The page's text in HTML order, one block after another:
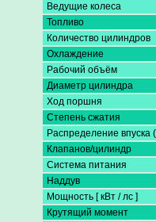
Ведущие колеса
Топливо
Количество цилиндров
Охлаждение
Рабочий объём
Диаметр цилиндра
Ход поршня
Степень сжатия
Распределение впуска
Клапанов/цилиндр
Система питания
Наддув
Мощность [ кВт / лс ]
Крутящий момент